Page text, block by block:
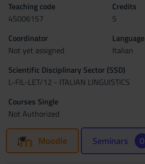
Teaching code
4S006157
Credits
5
Coordinator
Not yet assigned
Language
Italian
Scientific Disciplinary Sector (SSD)
L-FIL-LET/12 - ITALIAN LINGUISTICS
Courses Single
Not Authorized
Moodle Seminars 0